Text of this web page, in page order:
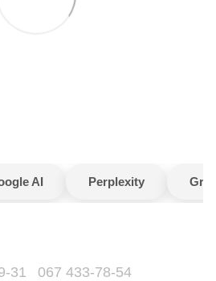
AI Perplexity
31 067 433-78-54